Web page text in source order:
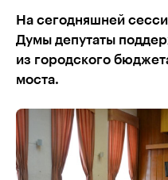
На сегодняшней
Думы депутаты
из городского
моста.